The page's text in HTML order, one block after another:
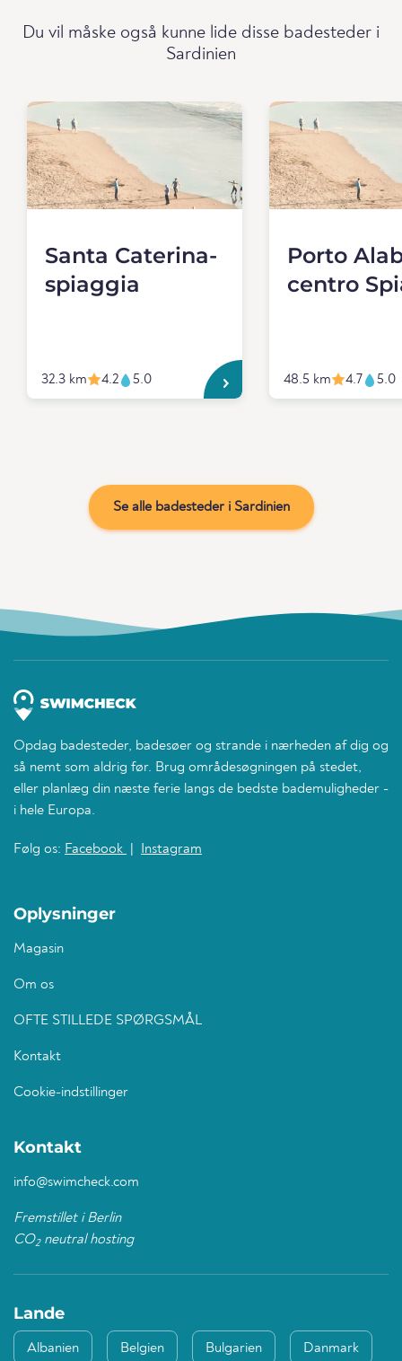
Du vil måske også kunne lide disse badesteder i
Sardinien
Santa Caterina-
spiaggia
32.3 km 4.2 5.0
Porto
centro
48.5 km 4.7 5.0
Se alle badesteder i Sardinien
Opdag badesteder, badesøer og strande i nærheden af dig og
så nemt som aldrig før. Brug områdesøgningen på stedet,
eller planlæg din næste ferie langs de bedste bademuligheder -
i hele Europa.
Følg os: Facebook Instagram
Oplysninger
Magasin
Om os
OFTE STILLEDE SPØRGSMÅL
Kontakt
Cookie-indstillinger
Kontakt
info@swimcheck.com
Fremstillet i Berlin
CO2neutral hosting
Lande
Albanien Belgien Bulgarien Danmark